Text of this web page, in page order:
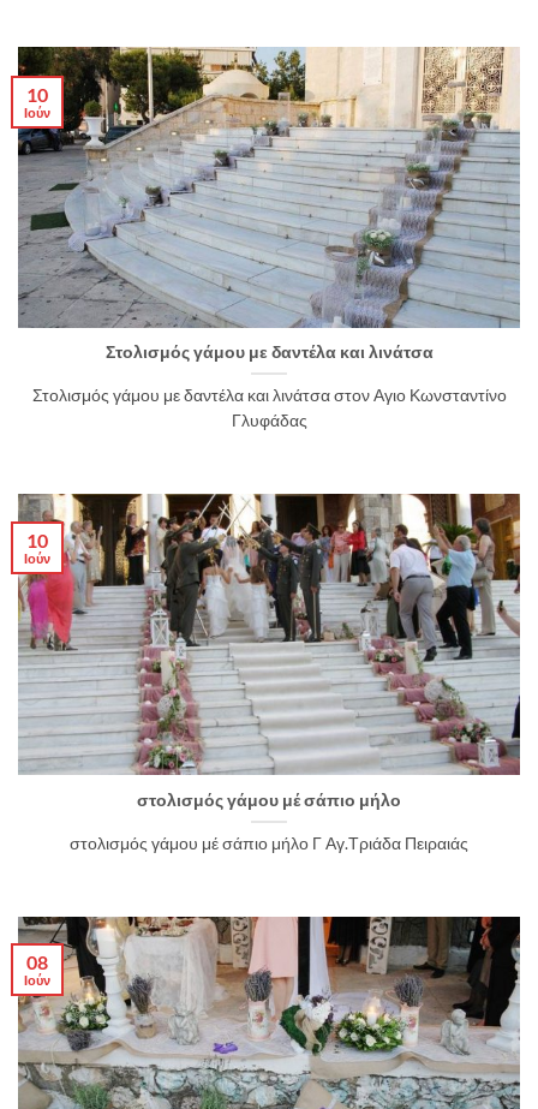
Στολισμός γάμου με δαντέλα και λινάτσα
Στολισμός γάμου με δαντέλα και λινάτσα στον Αγιο Κωνσταντίνο
Γλυφάδας
10
Ιούν
στολισμός γάμου μέ σάπιο μήλο
στολισμός γάμου μέ σάπιο μήλο Γ Αγ.Τριάδα Πειραιάς
10
Ιούν
08
Ιούν